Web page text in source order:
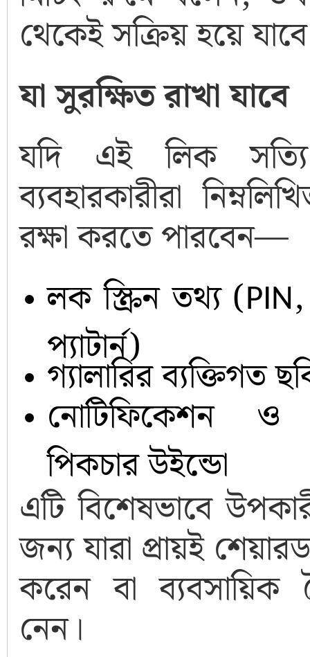
থেকেই সক্রিয় হয়ে
যা সুরক্ষিত রাখা যাবে
যদি এই লিক
ব্যবহারকারীরা
রক্ষা করতে পারবেন—
লক স্ক্রিন তথ্য (
প্যাটার্ন)
গ্যালারির ব্যক্তিগত
নোটিফিকেশন ও
পিকচার উইন্ডো
এটি বিশেষভাবে
জন্য যারা প্রায়ই
করেন বা
নেন।